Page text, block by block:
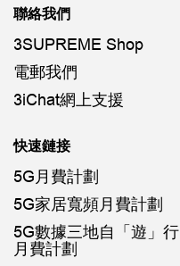
聯絡我們
3SUPREME Shop
電郵我們
3iChat網上支援
快速鏈接
5G月費計劃
5G家居寬頻月費計劃
5G數據三地自「遊」行
月費計劃